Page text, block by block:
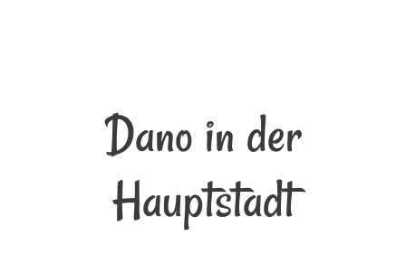
Dano in der
Hauptstadt